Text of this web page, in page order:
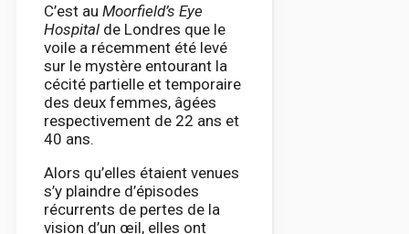
C’est au Moorfield’s Eye
Hospital de Londres que le
voile a récemment été levé
sur le mystère entourant la
cécité partielle et temporaire
des deux femmes, âgées
respectivement de 22 ans et
40 ans.
Alors qu’elles étaient venues
s’y plaindre d’épisodes
récurrents de pertes de la
vision d’un œil, elles ont